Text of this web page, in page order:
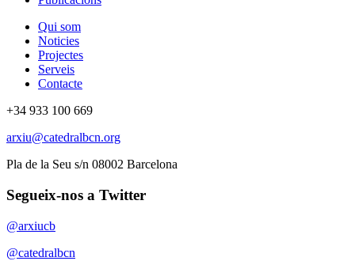
Qui som
Noticies
Projectes
Serveis
Contacte
+34 933 100 669
arxiu@catedralbcn.org
Pla de la Seu s/n 08002 Barcelona
Segueix-nos a Twitter
@arxiucb
@catedralbcn